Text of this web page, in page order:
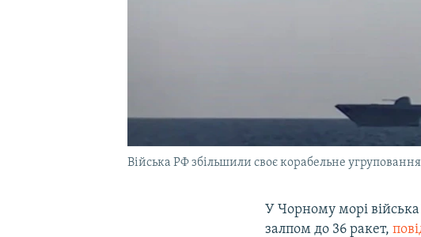
Війська РФ збільшили своє корабельне
У Чорному морі
залпом до 36 ракет,